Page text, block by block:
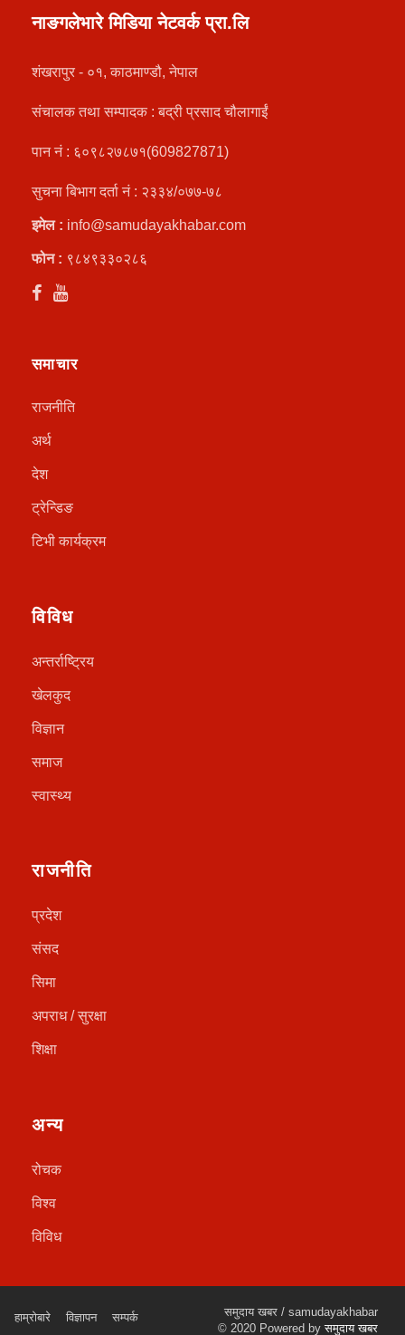
नाङगलेभारे मिडिया नेटवर्क प्रा.लि
शंखरापुर - ०१, काठमाण्डौ, नेपाल
संचालक तथा सम्पादक : बद्री प्रसाद चौलागाईं
पान नं : ६०९८२७८७१(609827871)
सुचना बिभाग दर्ता नं : २३३४/०७७-७८
इमेल : info@samudayakhabar.com
फोन : ९८४९३३०२८६
समाचार
राजनीति
अर्थ
देश
ट्रेन्डिङ
टिभी कार्यक्रम
विविध
अन्तर्राष्ट्रिय
खेलकुद
विज्ञान
समाज
स्वास्थ्य
राजनीति
प्रदेश
संसद
सिमा
अपराध / सुरक्षा
शिक्षा
अन्य
रोचक
विश्व
विविध
हाम्रोबारे विज्ञापन सम्पर्क
समुदाय खबर / samudayakhabar
© 2020 Powered byसमुदाय खबर